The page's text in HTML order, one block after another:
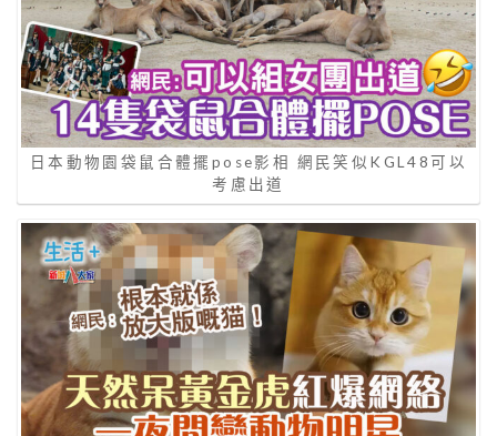
日本動物園袋鼠合體擺pose影相 網民笑似KGL48可以
考慮出道